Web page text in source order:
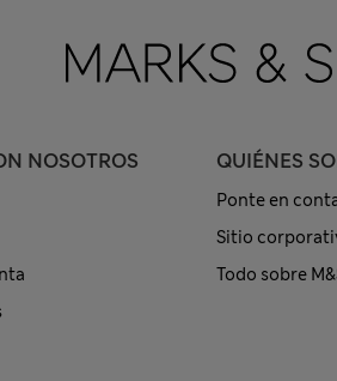
NOSOTROS QUIÉNES
Ponte en
Sitio
Todo sobre